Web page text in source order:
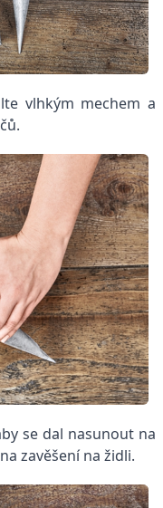
vlhkým mechem a
se dal nasunout na
zavěšení na židli.